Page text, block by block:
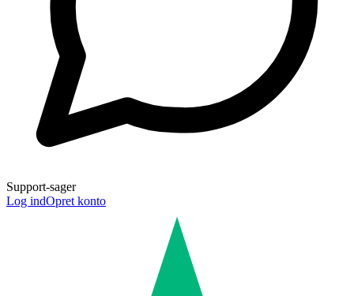
Support-sager
Log indOpret konto